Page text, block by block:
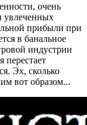
очень
увлеченных
прибыли при
в банальное
индустрии
перестает
Эх, сколько
вот образом...